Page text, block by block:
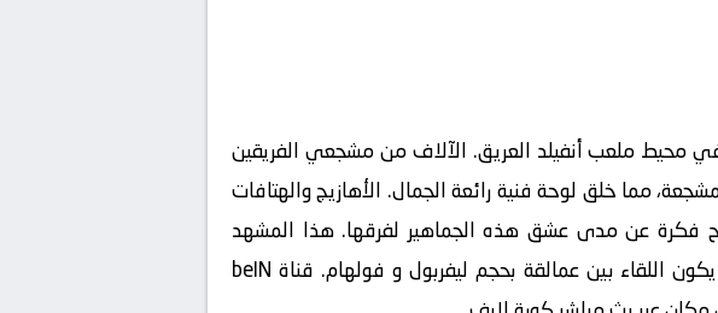
محيط ملعب أنفيلد العريق. الآلاف من مشجعي الفريقين
مما خلق لوحة فنية رائعة الجمال. الأهازيج والهتافات
فكرة عن مدى عشق هذه الجماهير لفرقها. هذا المشهد
العريقة، خاصة عندما يكون اللقاء بين عمالقة بحجم ليفربول و فولهام. قناة beIN